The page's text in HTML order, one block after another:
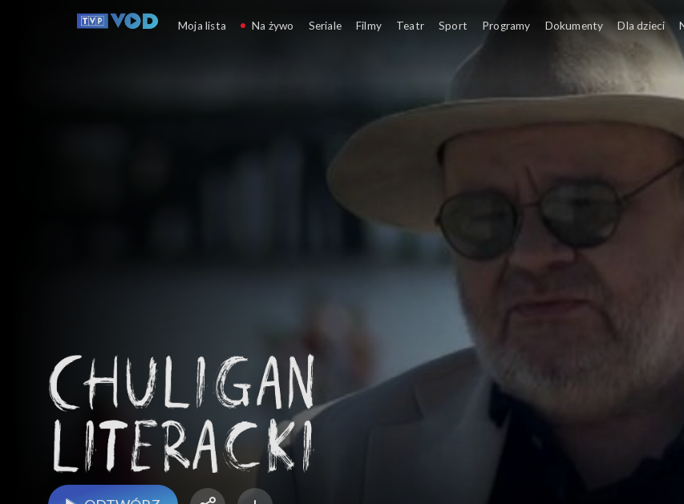
Moja lista Na żywo Seriale Filmy Teatr Sport Programy Dokumenty Dla dzieci